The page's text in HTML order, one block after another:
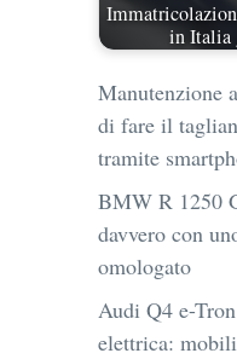
in Italia
Manutenzione
di fare il
tramite
BMW R 1250
davvero con
omologato
Audi Q4 e-
elettrica: